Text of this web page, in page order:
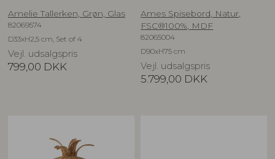
Amelie Tallerken, Grøn, Glas
82069574
D33xH2,5 cm, Set of 4
Vejl. udsalgspris
799,00 DKK
Ames Spisebord, Natur,
FSC®100%, MDF
82065004
D90xH75 cm
Vejl. udsalgspris
5.799,00 DKK